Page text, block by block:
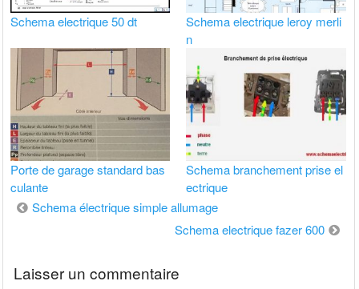
Schema electrique 50 dt
Schema electrique leroy merli
n
Porte de garage standard bas
culante
Schema branchement prise el
ectrique
Navigation
Schema électrique simple allumage
Schema electrique fazer 600
Laisser un commentaire